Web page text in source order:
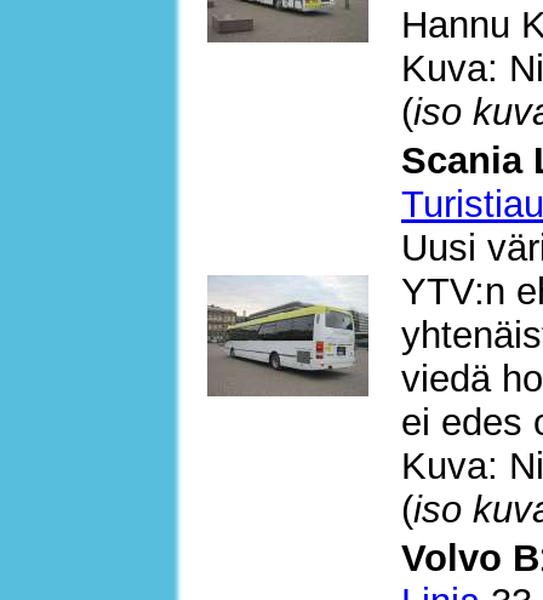
Hannu
Kuva:
(iso
Scania
Uusi
YTV:n
viedä
ei edes
Kuva:
(iso
Volvo